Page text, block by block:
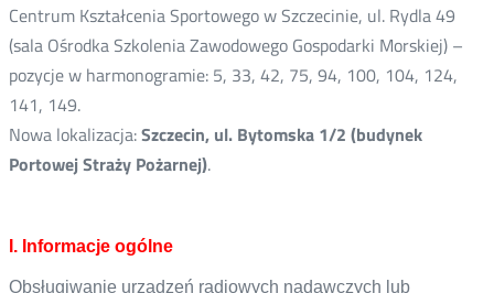
Centrum Kształcenia Sportowego w Szczecinie, ul. Rydla 49
(sala Ośrodka Szkolenia Zawodowego Gospodarki Morskiej) –
pozycje w harmonogramie: 5, 33, 42, 75, 94, 100, 104, 124,
141, 149.
Nowa lokalizacja:Szczecin, ul. Bytomska 1/2 (budynek
Portowej Straży Pożarnej).
I. Informacje ogólne
Obsługiwanie urządzeń radiowych nadawczych lub